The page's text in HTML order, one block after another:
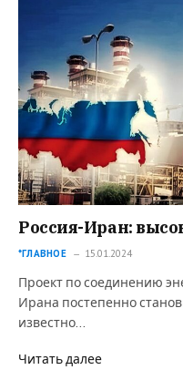
Россия-Иран:
*ГЛАВНОЕ 15.01.2024
Проект по соединению
Ирана постепенно
известно…
Читать далее